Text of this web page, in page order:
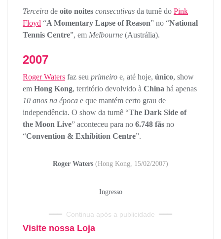
Terceira de oito noites consecutivas da turnê do Pink
Floyd “A Momentary Lapse of Reason” no “National
Tennis Centre”, em Melbourne (Austrália).
2007
Roger Waters faz seu primeiro e, até hoje, único, show
em Hong Kong, território devolvido à China há apenas
10 anos na época e que mantém certo grau de
independência. O show da turnê “The Dark Side of
the Moon Live” aconteceu para no 6.748 fãs no
“Convention & Exhibition Centre”.
Roger Waters (Hong Kong, 15/02/2007)
Ingresso
━━━ Continua após a publicidade ━━━
Visite nossa Loja